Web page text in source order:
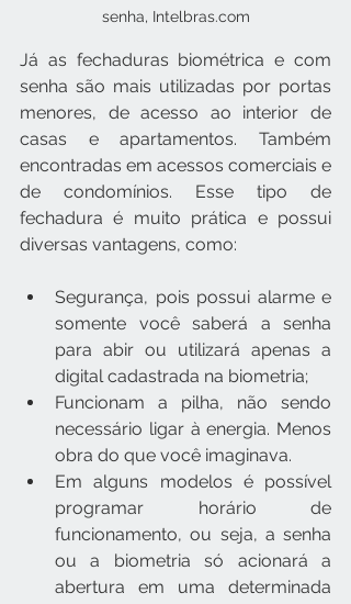
senha, Intelbras.com
Já as fechaduras biométrica e com
senha são mais utilizadas por portas
menores, de acesso ao interior de
casas e apartamentos. Também
encontradas em acessos comerciais e
de condomínios. Esse tipo de
fechadura é muito prática e possui
diversas vantagens, como:
Segurança, pois possui alarme e
somente você saberá a senha
para abir ou utilizará apenas a
digital cadastrada na biometria;
Funcionam a pilha, não sendo
necessário ligar à energia. Menos
obra do que você imaginava.
Em alguns modelos é possível
programar horário de
funcionamento, ou seja, a senha
ou a biometria só acionará a
abertura em uma determinada